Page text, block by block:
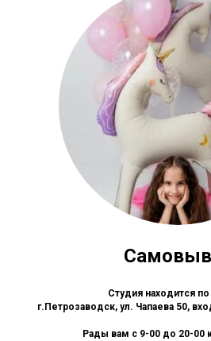
Студия находится
г.Петрозаводск, ул. Чапаева 50,
Рады вам с 9-00 до 20-00